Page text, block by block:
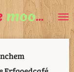
mooiste